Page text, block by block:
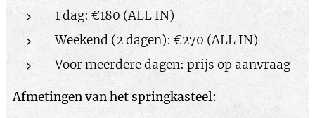
1 dag: €180 (ALL IN)
Weekend (2 dagen): €270 (ALL IN)
Voor meerdere dagen: prijs op aanvraag
Afmetingen van het springkasteel: